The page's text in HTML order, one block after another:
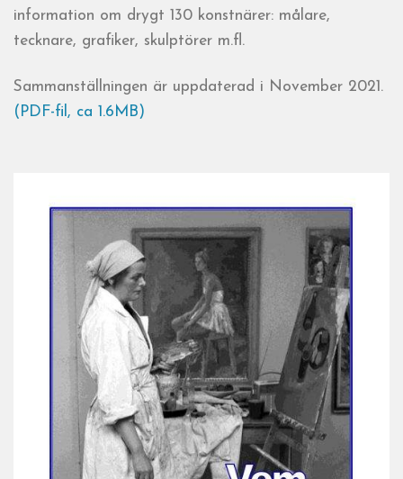
information om drygt 130 konstnärer: målare,
tecknare, grafiker, skulptörer m.fl.
Sammanställningen är uppdaterad i November 2021.
(PDF-fil, ca 1.6MB)